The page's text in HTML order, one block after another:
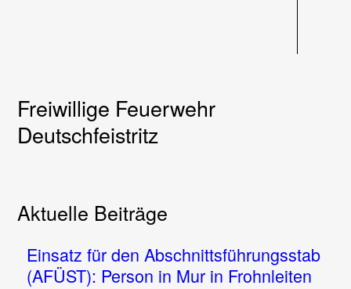
Freiwillige Feuerwehr
Deutschfeistritz
Aktuelle Beiträge
Einsatz für den Abschnittsführungsstab
(AFÜST): Person in Mur in Frohnleiten